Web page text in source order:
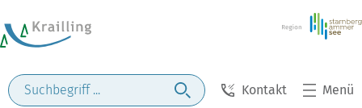
Kontakt Menü